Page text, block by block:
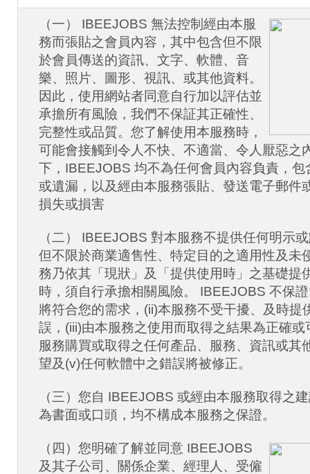
（一） IBEEJOBS 無法控制經由本服
務而張貼之會員內容，其中包含但不限
於會員傳送的資訊、文字、軟體、音
樂、照片、圖形、視訊、或其他資料。
因此，使用網站者同意自行加以評估並
承擔所有風險，我們不保証其正確性、
完整性或品質。您了解使用本服務時，
可能會接觸到令人不快、不適當、令人厭惡之
下，IBEEJOBS 均不為任何會員內容負責，包
或遺漏，以及經由本服務張貼、發送電子郵件
損失或損害
（二） IBEEJOBS 對本服務不提供任何明示
但不限於商業適售性、特定目的之適用性及未
務乃依其「現狀」及「提供使用時」之基礎提
時，須自行承擔相關風險。 IBEEJOBS 不保
將符合您的需求，(ii)本服務不受干擾、及時提
誤，(iii)由本服務之使用而取得之結果為正確
服務購買或取得之任何產品、服務、資訊或其
望及(v)任何軟體中之錯誤將被修正。
（三）您自 IBEEJOBS 或經由本服務取得之
為書面或口頭，均不構成本服務之保證。
（四）您明確了解並同意 IBEEJOBS
及其子公司、關係企業、經理人、受僱